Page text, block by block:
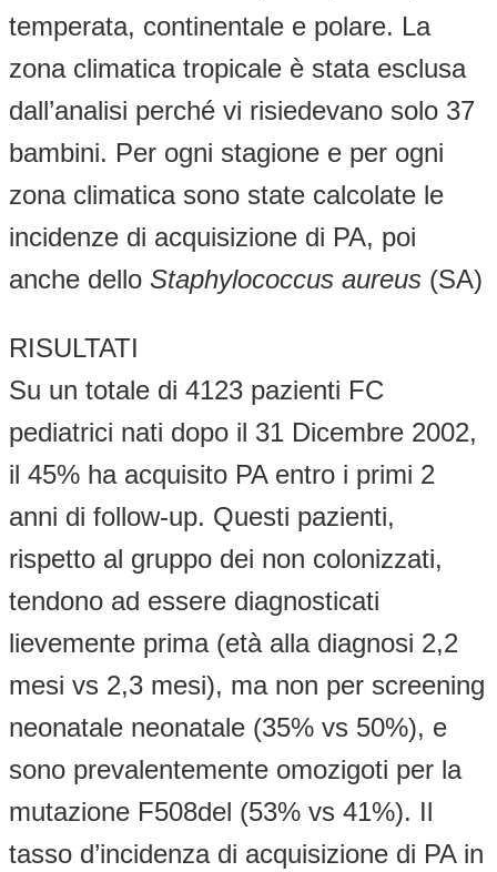
temperata, continentale e polare. La
zona climatica tropicale è stata esclusa
dall’analisi perché vi risiedevano solo 37
bambini. Per ogni stagione e per ogni
zona climatica sono state calcolate le
incidenze di acquisizione di PA, poi
anche dello Staphylococcus aureus (SA)
RISULTATI
Su un totale di 4123 pazienti FC
pediatrici nati dopo il 31 Dicembre 2002,
il 45% ha acquisito PA entro i primi 2
anni di follow-up. Questi pazienti,
rispetto al gruppo dei non colonizzati,
tendono ad essere diagnosticati
lievemente prima (età alla diagnosi 2,2
mesi vs 2,3 mesi), ma non per screening
neonatale neonatale (35% vs 50%), e
sono prevalentemente omozigoti per la
mutazione F508del (53% vs 41%). Il
tasso d’incidenza di acquisizione di PA in